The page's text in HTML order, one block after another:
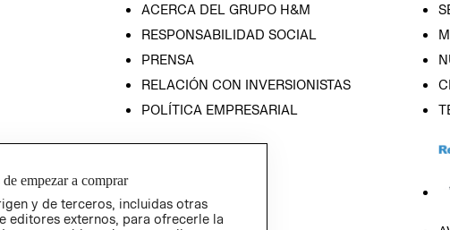
ACERCA DEL GRUPO H&M
RESPONSABILIDAD SOCIAL
PRENSA
RELACIÓN CON INVERSIONISTAS
POLÍTICA EMPRESARIAL
de empezar a comprar
y de terceros, incluidas otras
editores externos, para ofrecerle la